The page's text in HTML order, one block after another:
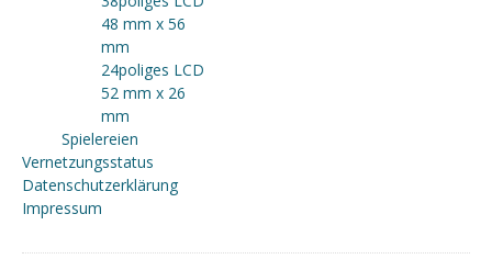
48 mm x 56
mm
24poliges LCD
52 mm x 26
mm
Spielereien
Vernetzungsstatus
Datenschutzerklärung
Impressum